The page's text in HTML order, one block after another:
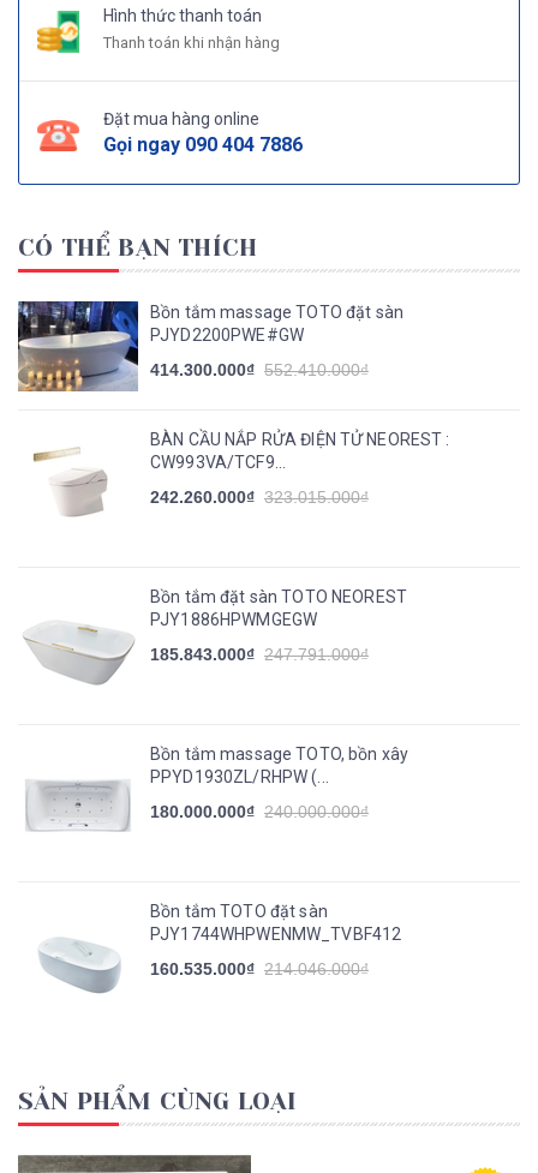
Hình thức thanh toán
Thanh toán khi nhận hàng
Đặt mua hàng online
Gọi ngay 090 404 7886
CÓ THỂ BẠN THÍCH
Bồn tắm massage TOTO đặt sàn
PJYD2200PWE#GW
414.300.000₫ 552.410.000₫
BÀN CẦU NẮP RỬA ĐIỆN TỬ NEOREST :
CW993VA/TCF9...
242.260.000₫ 323.015.000₫
Bồn tắm đặt sàn TOTO NEOREST
PJY1886HPWMGEGW
185.843.000₫ 247.791.000₫
Bồn tắm massage TOTO, bồn xây
PPYD1930ZL/RHPW (...
180.000.000₫ 240.000.000₫
Bồn tắm TOTO đặt sàn
PJY1744WHPWENMW_TVBF412
160.535.000₫ 214.046.000₫
SẢN PHẨM CÙNG LOẠI